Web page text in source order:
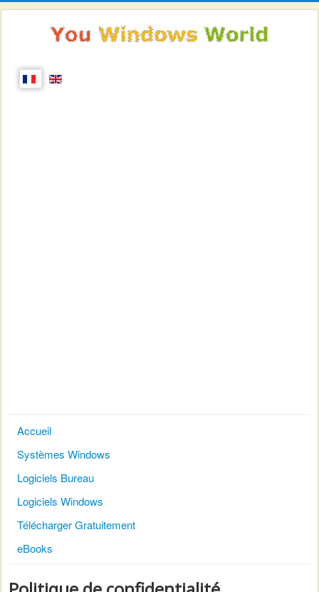
Accueil
Systèmes Windows
Logiciels Bureau
Logiciels Windows
Télécharger Gratuitement
eBooks